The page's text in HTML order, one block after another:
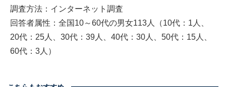
調査方法：インターネット調査
回答者属性：全国10～60代の男女113人（10代：1人、
20代：25人、30代：39人、40代：30人、50代：15人、
60代：3人）